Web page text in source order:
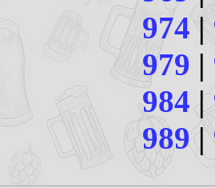
974|
979 |
984 |
989|